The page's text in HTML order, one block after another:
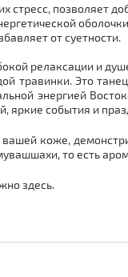
позволяет
от суетности.
релаксации и
травинки. Это
энергией
события и
вашей коже,
то есть
здесь.